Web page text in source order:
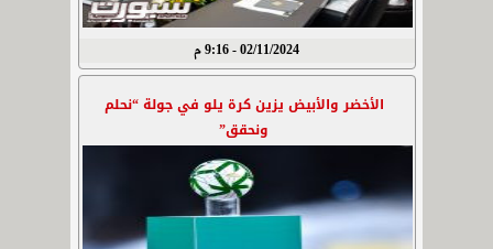
02/11/2024 - 9:16 م
الأخضر والأبيض يزين كرة يلو في جولة “نحلم
ونحقق”